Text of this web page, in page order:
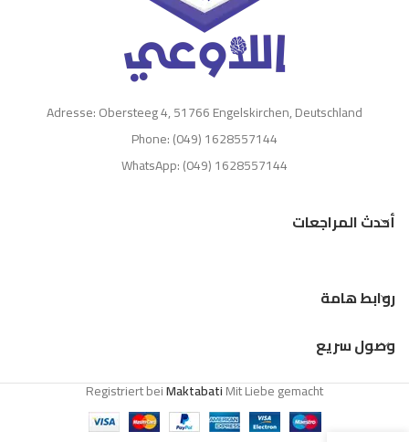
Adresse: Obersteeg 4, 51766 Engelskirchen, Deutschland
Phone: (049) 1628557144
WhatsApp: (049) 1628557144
أحدث المراجعات
روابط هامة
وصول سريع
Registriert beiMaktabatiMit Liebe gemacht